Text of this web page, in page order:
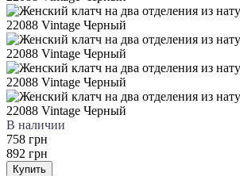
В наличии
758 грн
892 грн
Купить